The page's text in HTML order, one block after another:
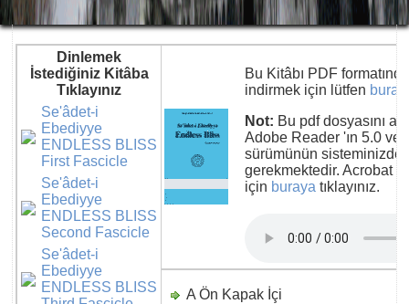
Dinlemek
İstediğiniz Kitâba
Tıklayınız
Se'âdet-i
Ebediyye
ENDLESS BLISS
First Fascicle
Se'âdet-i
Ebediyye
ENDLESS BLISS
Second Fascicle
Se'âdet-i
Ebediyye
ENDLESS BLISS
Bu Kitâbı PDF
indirmek için lütfen
Not: Bu pdf dosyasını
Adobe Reader 'ın 5.0
sürümünün sisteminizde
gerekmektedir. Acrobat
için buraya tıklayınız.
A Ön Kapak İçi